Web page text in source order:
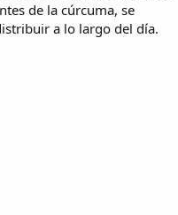
de la cúrcuma, se
a lo largo del día.